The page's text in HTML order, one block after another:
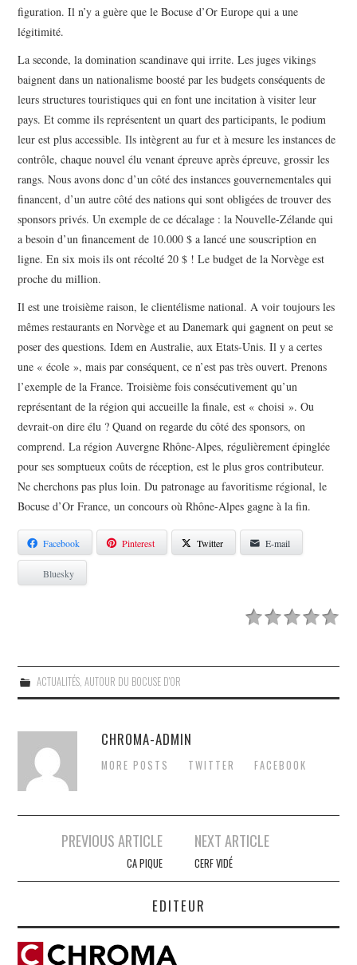
figuration. Il n’y a guère que le Bocuse d’Or Europe qui a une
légitimité.
La seconde, la domination scandinave qui irrite. Les juges vikings
baignent dans un nationalisme boosté par les budgets conséquents de
leurs structures touristiques qui en font une incitation à visiter leur
pays. Et comme ils représentent un quart des participants, le podium
leur est plus accessible. Ils intègrent au fur et à mesure les instances de
contrôle, chaque nouvel élu venant épreuve après épreuve, grossir les
rangs. Nous avons donc d’un côté des instances gouvernementales qui
financent, d’un autre côté des nations qui sont obligées de trouver des
sponsors privés. Un exemple de ce décalage : la Nouvelle-Zélande qui
a besoin d’un financement de 10.000 $ a lancé une souscription en
ligne. En six mois ils ont récolté 20 $ ! Le budget de la Norvège est
proche du million.
Il est une troisième raison, le clientélisme national. A voir toujours les
mêmes restaurants en Norvège et au Danemark qui gagnent on peut se
poser des questions. Idem en Australie, aux Etats-Unis. Il y a certes
une « école », mais par conséquent, ce n’est pas très ouvert. Prenons
l’exemple de la France. Troisième fois consécutivement qu’un
représentant de la région qui accueille la finale, est « choisi ». Ou
devrait-on dire élu ? Quand on regarde du côté des sponsors, on
comprend. La région Auvergne Rhône-Alpes, régulièrement épinglée
pour ses somptueux coûts de réception, est le plus gros contributeur.
Ne cherchons pas plus loin. Du patronage au favoritisme régional, le
Bocuse d’Or France, un concours où Rhône-Alpes gagne à la fin.
Facebook Pinterest Twitter E-mail
Bluesky
ACTUALITÉS, AUTOUR DU BOCUSE D'OR
CHROMA-ADMIN
MORE POSTS TWITTER FACEBOOK
PREVIOUS ARTICLE
CA PIQUE
NEXT ARTICLE
CERF VIDÉ
EDITEUR